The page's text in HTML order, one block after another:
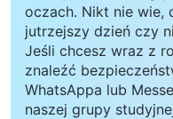
oczach. Nikt nie wie,
jutrzejszy dzień czy
Jeśli chcesz wraz z
znaleźć
WhatsAppa lub
naszej grupy